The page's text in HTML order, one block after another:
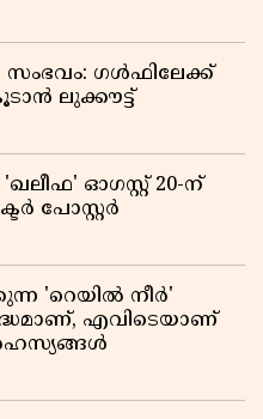
സംഭവം: ഗൾഫിലേക്ക്
ലുക്കൗട്ട്
ഓഗസ്റ്റ് 20-ന്
പോസ്റ്റർ
'റെയിൽ നീർ'
എവിടെയാണ്